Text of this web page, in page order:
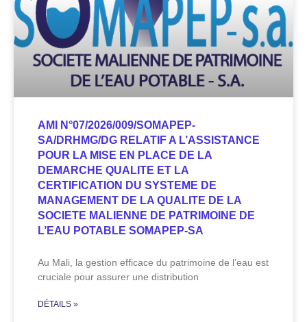
AMI N°07/2026/009/SOMAPEP-
SA/DRHMG/DG RELATIF A L’ASSISTANCE
POUR LA MISE EN PLACE DE LA
DEMARCHE QUALITE ET LA
CERTIFICATION DU SYSTEME DE
MANAGEMENT DE LA QUALITE DE LA
SOCIETE MALIENNE DE PATRIMOINE DE
L’EAU POTABLE SOMAPEP-SA
Au Mali, la gestion efficace du patrimoine de l’eau est
cruciale pour assurer une distribution
DÉTAILS »